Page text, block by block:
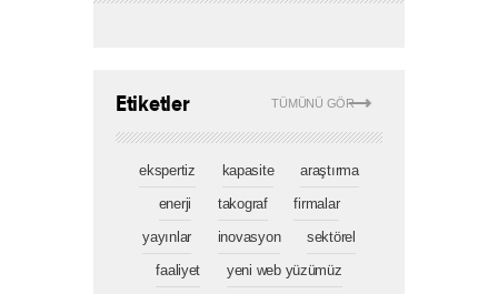
TÜMÜNÜ GÖR
Etiketler
ekspertiz kapasite
araştırma
enerji
takograf
firmalar
yayınlar
inovasyon
sektörel
faaliyet
yeni web yüzümüz